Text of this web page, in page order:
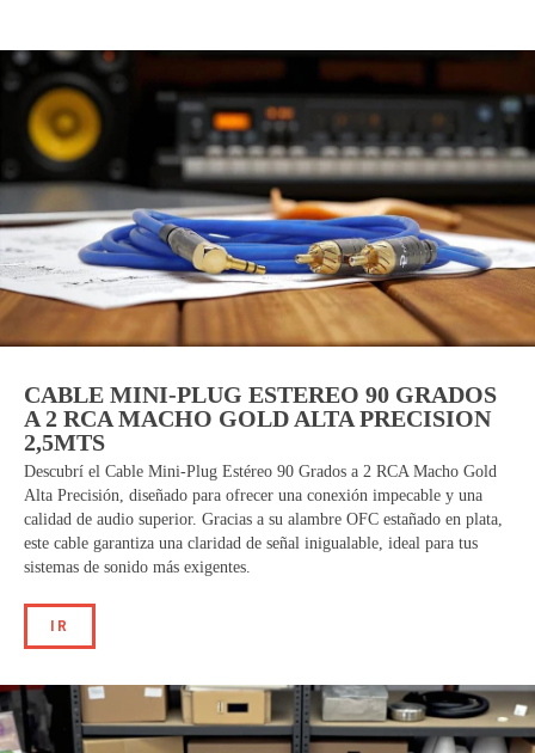
CABLE MINI-PLUG ESTEREO 90 GRADOS
A 2 RCA MACHO GOLD ALTA PRECISION
2,5MTS
Descubrí el Cable Mini-Plug Estéreo 90 Grados a 2 RCA Macho Gold
Alta Precisión, diseñado para ofrecer una conexión impecable y una
calidad de audio superior. Gracias a su alambre OFC estañado en plata,
este cable garantiza una claridad de señal inigualable, ideal para tus
sistemas de sonido más exigentes.
IR